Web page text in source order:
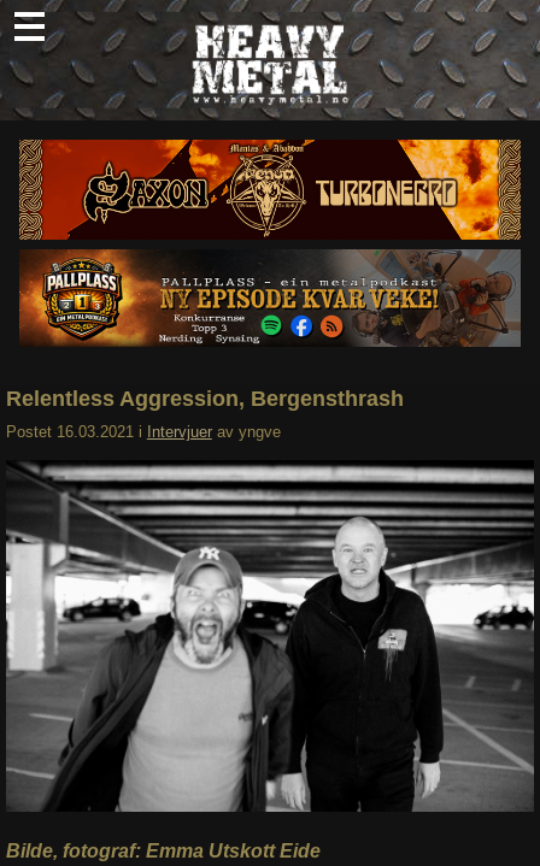
Skip
to
content
Nyheter
Omtaler
Intervjuer
Om oss
Abonner
Søk
Relentless Aggression, Bergensthrash
Postet 16.03.2021 i Intervjuer av yngve
Bilde, fotograf: Emma Utskott Eide